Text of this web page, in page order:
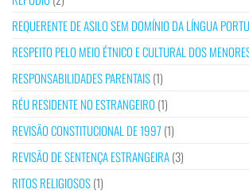
REQUERENTE DE ASILO SEM DOMÍNIO DA LÍNGUA
RESPEITO PELO MEIO ÉTNICO E CULTURAL DOS
RESPONSABILIDADES PARENTAIS(1)
RÉU RESIDENTE NO ESTRANGEIRO (1)
REVISÃO CONSTITUCIONAL DE 1997 (1)
REVISÃO DE SENTENÇA ESTRANGEIRA(3)
RITOS RELIGIOSOS(1)